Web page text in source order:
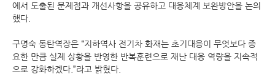
에서 도출된 문제점과 개선사항을 공유하고 대응체계 보완방안을 논의
했다.
구명숙 동탄역장은 “지하역사 전기차 화재는 초기대응이 무엇보다 중
요한 만큼 실제 상황을 반영한 반복훈련으로 재난 대응 역량을 지속적
으로 강화하겠다.”라고 밝혔다.